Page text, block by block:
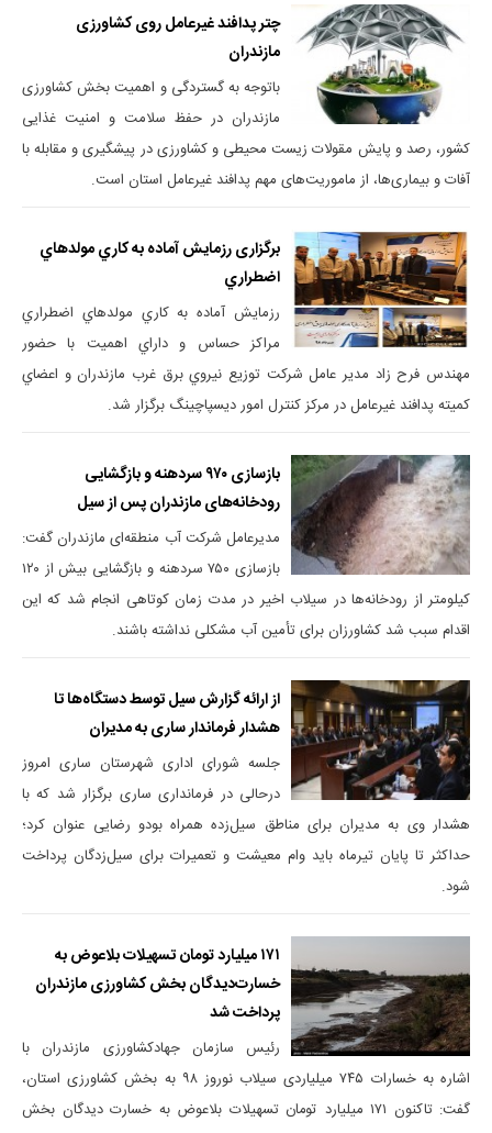
چتر پدافند غیرعامل روی کشاورزی
مازندران
باتوجه به گستردگی و اهمیت بخش کشاورزی
مازندران در حفظ سلامت و امنیت غذایی
کشور، رصد و پایش مقولات زیست محیطی و کشاورزی در پیشگیری و مقابله با
آفات و بیماری‌ها، از ماموریت‌های مهم پدافند غیرعامل استان است.
برگزاری رزمايش آماده‌ به‌ كاري مولدهاي‌
اضطراري
رزمايش آماده به كاري مولدهاي اضطراري
مراكز حساس و داراي اهميت با حضور
مهندس فرح زاد مدير عامل شركت توزيع نيروي برق غرب مازندران و اعضاي
كميته پدافند غيرعامل در مركز كنترل امور ديسپاچينگ برگزار شد.
بازسازی ۹۷۰ سردهنه و بازگشایی
رودخانه‌های مازندران پس از سیل
مدیرعامل شرکت آب منطقه‌ای مازندران گفت:
بازسازی ۷۵۰ سردهنه و بازگشایی بیش از ۱۲۰
کیلومتر از رودخانه‌ها در سیلاب اخیر در مدت زمان کوتاهی انجام شد که این
اقدام سبب شد کشاورزان برای تأمین آب مشکلی نداشته باشند.
از ارائه گزارش سیل توسط دستگاه‌ها تا
هشدار فرماندار ساری به مدیران
جلسه شورای اداری شهرستان ساری امروز
درحالی در فرمانداری ساری برگزار شد که با
هشدار وی به مدیران برای مناطق سیل‌زده همراه بودو رضایی عنوان کرد؛
حداکثر تا پایان تیرماه باید وام معیشت و تعمیرات برای سیل‌زدگان پرداخت
شود.
۱۷۱ میلیارد تومان تسهیلات بلاعوض به
خسارت‌دیدگان بخش کشاورزی مازندران
پرداخت شد
رئیس سازمان جهادکشاورزی مازندران با
اشاره به خسارات ۷۴۵ میلیاردی سیلاب نوروز ۹۸ به بخش کشاورزی استان،
گفت: تاکنون ۱۷۱ میلیارد تومان تسهیلات بلاعوض به خسارت دیدگان بخش